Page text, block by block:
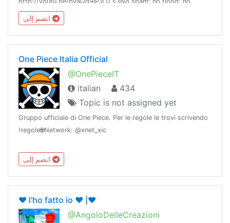
bestiemmeCanale: @CrescitaPersonaleArticoli🚩Membro di
@LaMusaNetwork 📚
One Piece Italia Official
@OnePieceIT
italian
434
Topic is not assigned yet
Gruppo ufficiale di One Piece. Per le regole le trovi scrivendo
!regole🌐Network: @xnet_xic
❤️ l'ho fatto io ❤️ |❤️
@AngoloDelleCreazioni